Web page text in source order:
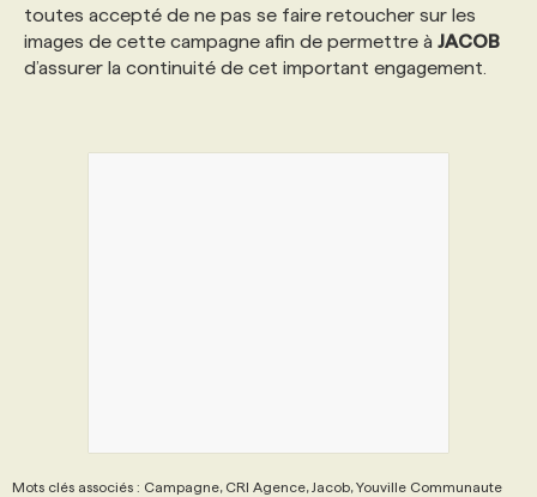
toutes accepté de ne pas se faire retoucher sur les
images de cette campagne afin de permettre à JACOB
d’assurer la continuité de cet important engagement.
Mots clés associés : Campagne, CRI Agence, Jacob, Youville Communaute